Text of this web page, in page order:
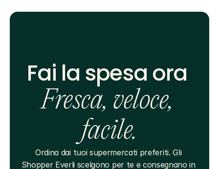
Fai la spesa ora
Fresca, veloce,
facile.
Ordina dai tuoi supermercati preferiti. Gli
Shopper Everli scelgono per te e consegnano in